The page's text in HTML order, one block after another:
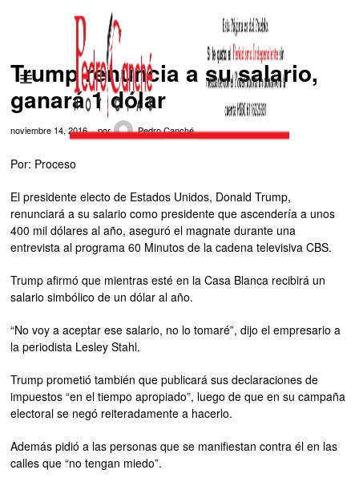
Trump renuncia a su salario,
ganará 1 dólar
noviembre 14, 2016 por Pedro Canché
Por: Proceso
El presidente electo de Estados Unidos, Donald Trump,
renunciará a su salario como presidente que ascendería a unos
400 mil dólares al año, aseguró el magnate durante una
entrevista al programa 60 Minutos de la cadena televisiva CBS.
Trump afirmó que mientras esté en la Casa Blanca recibirá un
salario simbólico de un dólar al año.
“No voy a aceptar ese salario, no lo tomaré”, dijo el empresario a
la periodista Lesley Stahl.
Trump prometió también que publicará sus declaraciones de
impuestos “en el tiempo apropiado”, luego de que en su campaña
electoral se negó reiteradamente a hacerlo.
Además pidió a las personas que se manifiestan contra él en las
calles que “no tengan miedo”.